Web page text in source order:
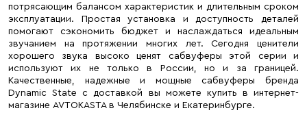
потрясающим балансом характеристик и длительным сроком
эксплуатации. Простая установка и доступность деталей
помогают сэкономить бюджет и наслаждаться идеальным
звучанием на протяжении многих лет. Сегодня ценители
хорошего звука высоко ценят сабвуферы этой серии и
используют их не только в России, но и за границей.
Качественные, надежные и мощные сабвуферы бренда
Dynamic State с доставкой вы можете купить в интернет-
магазине AVTOKASTA в Челябинске и Екатеринбурге.